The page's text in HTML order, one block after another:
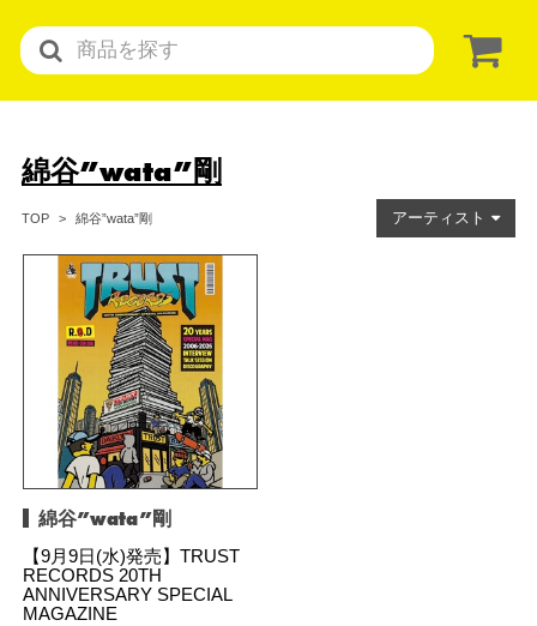
綿谷”wata”剛
TOP 綿谷”wata”剛 アーティスト
綿谷”wata”剛
【9月9日(水)発売】TRUST
RECORDS 20TH
ANNIVERSARY SPECIAL
MAGAZINE